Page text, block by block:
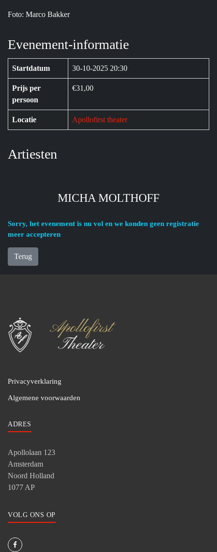
Foto: Marco Bakker
Evenement-informatie
Startdatum 30-10-2025 20:30
Prijs per
persoon
€31,00
Locatie Apollofirst theater
Artiesten
MICHA MOLTHOFF
Sorry, het evenement is nu vol en we konden geen registratie
meer accepteren
Terug
Privacyverklaring
Algemene voorwaarden
ADRES
Apollolaan 123
Amsterdam
Noord Holland
1077 AP
VOLG ONS OP